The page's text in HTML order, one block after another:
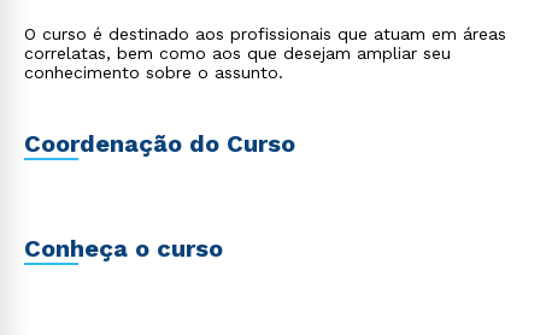
O curso é destinado aos profissionais que atuam em áreas
correlatas, bem como aos que desejam ampliar seu
conhecimento sobre o assunto.
Coordenação do Curso
Conheça o curso